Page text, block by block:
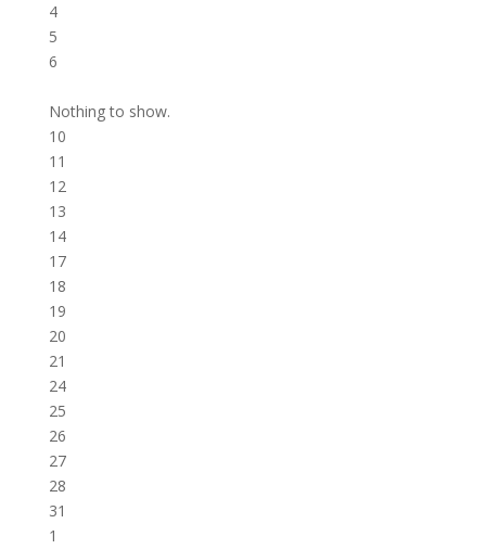
4
5
6
Nothing to show.
10
11
12
13
14
17
18
19
20
21
24
25
26
27
28
31
1